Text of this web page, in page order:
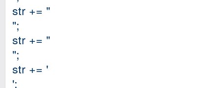
str += "
";
str += "
";
str += '
';